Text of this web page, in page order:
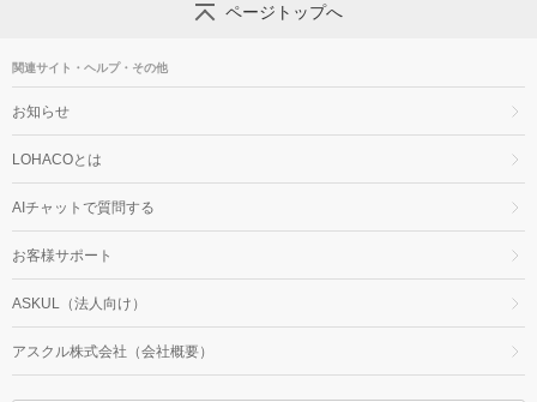
ページトップへ
関連サイト・ヘルプ・その他
お知らせ
LOHACOとは
AIチャットで質問する
お客様サポート
ASKUL（法人向け）
アスクル株式会社（会社概要）